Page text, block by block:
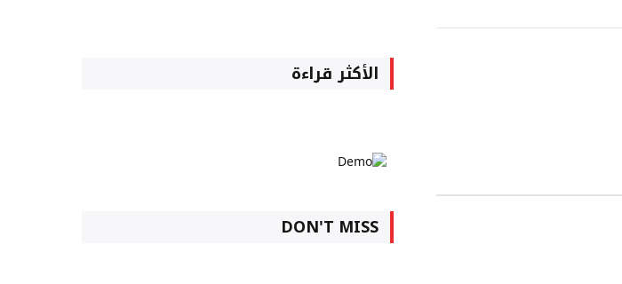
الأكثر قراءة
DON'T MISS